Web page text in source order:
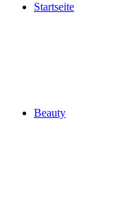
Startseite
Beauty